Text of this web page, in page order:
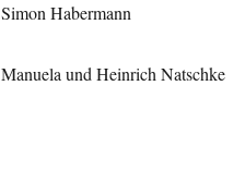
Simon Habermann
Manuela und Heinrich Natschke